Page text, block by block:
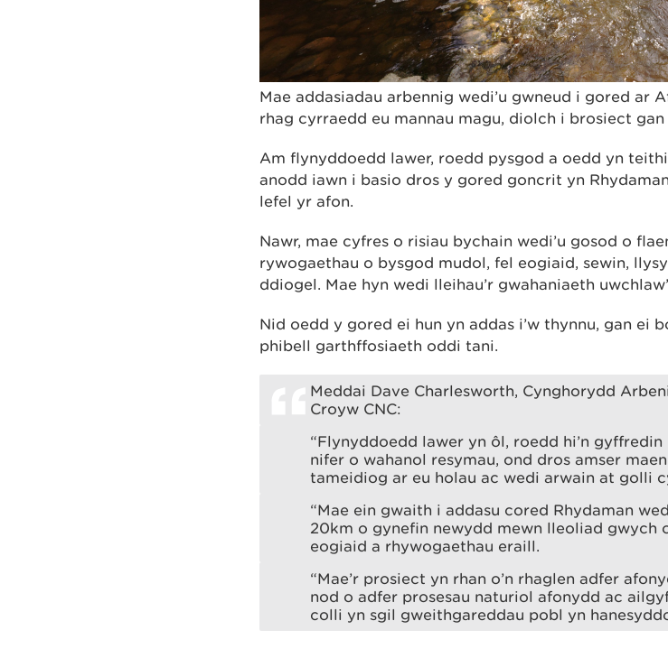
Mae addasiadau arbennig wedi’u gwneud i gored ar
rhag cyrraedd eu mannau magu, diolch i brosiect
Am flynyddoedd lawer, roedd pysgod a oedd yn
anodd iawn i basio dros y gored goncrit yn
lefel yr afon.
Nawr, mae cyfres o risiau bychain wedi’u gosod o
rywogaethau o bysgod mudol, fel eogiaid, sewin,
ddiogel. Mae hyn wedi lleihau’r gwahaniaeth
Nid oedd y gored ei hun yn addas i’w thynnu, gan ei
phibell garthffosiaeth oddi tani.
Meddai Dave Charlesworth, Cynghorydd
Croyw CNC:
“Flynyddoedd lawer yn ôl, roedd hi’n
nifer o wahanol resymau, ond dros amser
tameidiog ar eu holau ac wedi arwain at golli
“Mae ein gwaith i addasu cored Rhydaman
20km o gynefin newydd mewn lleoliad gwych
eogiaid a rhywogaethau eraill.
“Mae’r prosiect yn rhan o’n rhaglen adfer
nod o adfer prosesau naturiol afonydd ac
colli yn sgil gweithgareddau pobl yn